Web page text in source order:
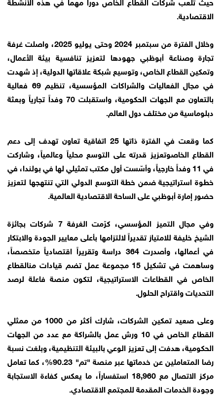
الاقتصادية.
وخلال الفترة من سبتمبر 2024 وحتى يوليو 2025، واصلت غرفة
تجارة وصناعة أبوظبي جهودها لتعزيز تنافسية بيئة الأعمال،
وتمكين القطاع الخاص، وتوسيع شبكة علاقاتها الدولية، إذ شهدت
في مجال الفعاليات والشراكات المؤسسية، تنظيم 69 فعالية
بالتعاون مع الجهات الحكومية، واستقبلت 70 وفداً تجارياً وبعثة
دبلوماسية من مختلف دول العالم.
كما وقعت في الفترة ذاتها 25 اتفاقية تعاون تهدف إلى دعم
القطاع الخاصوتعزيز قدرته على التوسع محلياً وعالمياً، وشاركت
في 11 وفداً خارجياً، وأسّست أول مكتب تمثيلي لها في بولندا، في
خطوة استراتيجية ضمن خطة التوسع الدولي التي تنتهجها لتعزيز
حضور إمارة أبوظبي على الساحة الاقتصادية العالمية.
وفي مجال التميز المؤسسي، كرّمت الغرفة 7 شركات بجائزة
الشيخ خليفة للامتياز تقديراً لالتزامها بأعلى معايير الجودة والابتكار
في أعمالها، وأصدرت 364 دراسة وتقريراً اقتصادياً متخصصاً،
وساهمت في تشكيل 15 مجموعة عمل تضم قيادات منالقطاع
الخاص في القطاعات الاستراتيجية، لتكون منصة فاعلة لرصد
التحديات واقتراح الحلول.
وعلى صعيد تمكين الشركات، شارك أكثر من 1000 من ممثلي
القطاع الخاص في 10 ورش عمل بالشراكة مع عدد من الجهات
الحكومية، هدفت إلى تعزيز الوعي بالبيئة التنظيمية، وبلغت نسبة
رضا المتعاملين عن خدماتها عبر منصة "تم" 90.23%، كما تعامل
مركز الاتصال مع 18,960 استفساراً، ما يعكس كفاءة الاستجابة
وجودة الخدمات المقدمة للمجتمع الاقتصادي.